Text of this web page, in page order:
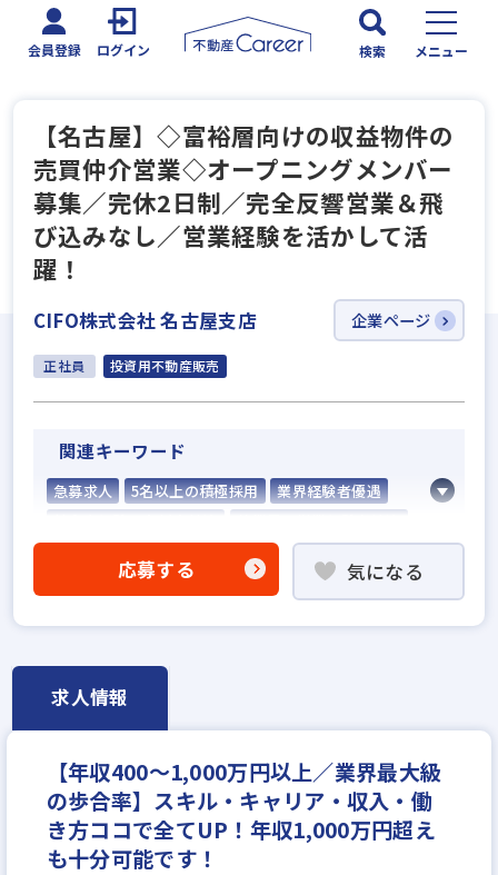
会員登録 ログイン 検索 メニュー
【名古屋】◇富裕層向けの収益物件の
売買仲介営業◇オープニングメンバー
募集／完休2日制／完全反響営業＆飛
び込みなし／営業経験を活かして活
躍！
CIFO株式会社 名古屋支店 企業ページ
正社員 投資用不動産販売
関連キーワード
急募求人 5名以上の積極採用
業界経験者優遇
高級賃貸仲介営業の経験者歓迎
固定給25万円以上
宅建取引士歓迎
転勤なし
残業少ない 女性が活躍中
ノルマ無し
ブランクOK
離職率5％以下
平均年齢20代
土日休みあり
完全週休2日
年間休日120日以上
月平均残業20時間以内
反響営業
年収400万円
年収450万円
年収500万円
応募する 気になる
求人情報
【年収400～1,000万円以上／業界最大級
の歩合率】スキル・キャリア・収入・働
き方ココで全てUP！年収1,000万円超え
も十分可能です！